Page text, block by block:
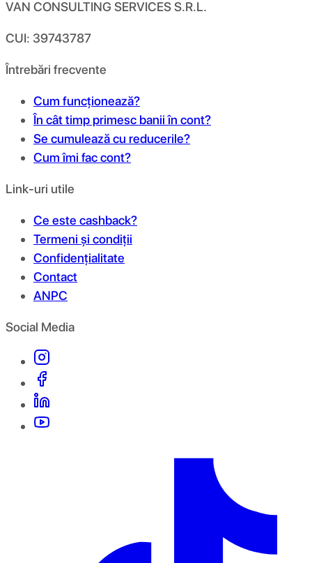
VAN CONSULTING SERVICES S.R.L.
CUI: 39743787
Întrebări frecvente
Cum funcționează?
În cât timp primesc banii în cont?
Se cumulează cu reducerile?
Cum îmi fac cont?
Link-uri utile
Ce este cashback?
Termeni și condiții
Confidențialitate
Contact
ANPC
Social Media